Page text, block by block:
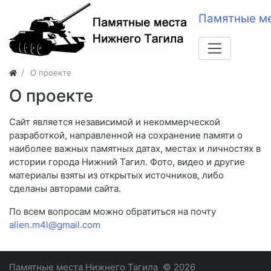
Памятные
О проекте
О проекте
Сайт является независимой и некоммерческой
разработкой, направленной на сохранение памяти о
наиболее важных памятных датах, местах и личностях в
истории города Нижний Тагил. Фото, видео и другие
материалы взяты из открытых источников, либо
сделаны авторами сайта.
По всем вопросам можно обратиться на почту
alien.m4l@gmail.com
Памятные места Нижнего Тагила © 2026